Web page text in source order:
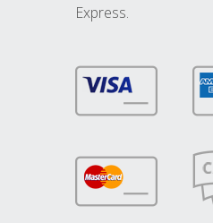
Express.